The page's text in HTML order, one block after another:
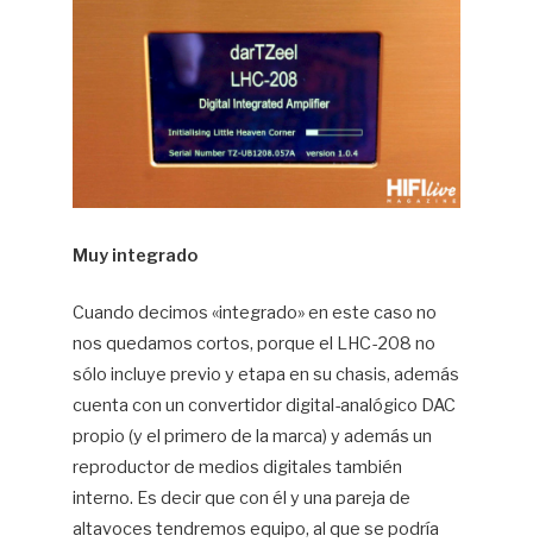
Muy integrado
Cuando decimos «integrado» en este caso no
nos quedamos cortos, porque el LHC-208 no
sólo incluye previo y etapa en su chasis, además
cuenta con un convertidor digital-analógico DAC
propio (y el primero de la marca) y además un
reproductor de medios digitales también
interno. Es decir que con él y una pareja de
altavoces tendremos equipo, al que se podría